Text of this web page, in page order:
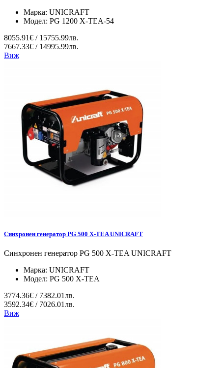
Марка: UNICRAFT
Модел: PG 1200 X-TEA-54
8055.91€ / 15755.99лв.
7667.33€ / 14995.99лв.
Виж
Синхронен генератор PG 500 X-TEA UNICRAFT
Синхронен генератор PG 500 X-TEA UNICRAFT
Марка: UNICRAFT
Модел: PG 500 X-TEA
3774.36€ / 7382.01лв.
3592.34€ / 7026.01лв.
Виж